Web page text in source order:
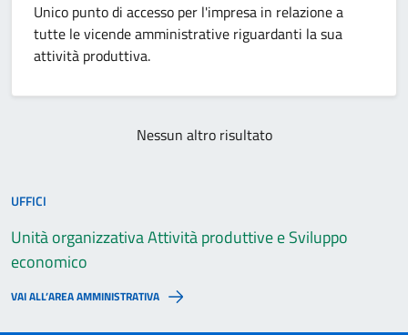
Unico punto di accesso per l'impresa in relazione a
tutte le vicende amministrative riguardanti la sua
attività produttiva.
Nessun altro risultato
UFFICI
Unità organizzativa Attività produttive e Sviluppo
economico
VAI ALL’AREA AMMINISTRATIVA